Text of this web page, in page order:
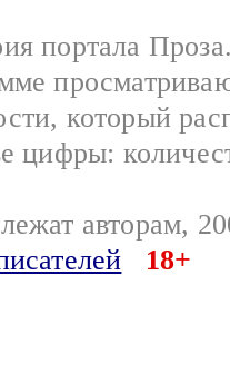
портала
который
цифры:
авторам,
18+